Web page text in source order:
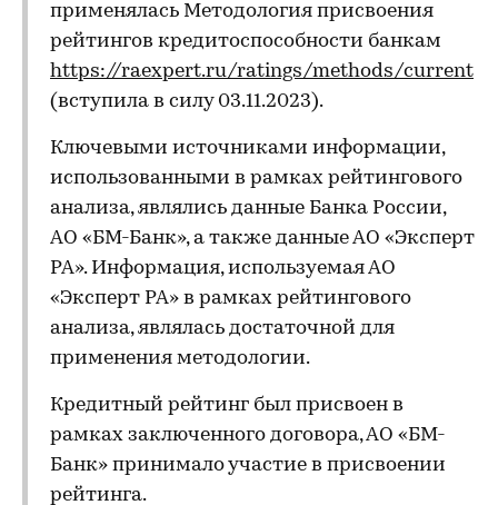
применялась Методология присвоения
рейтингов кредитоспособности банкам
https://raexpert.ru/ratings/methods/current
(вступила в силу 03.11.2023).
Ключевыми источниками информации,
использованными в рамках рейтингового
анализа, являлись данные Банка России,
АО «БМ-Банк», а также данные АО «Эксперт
РА». Информация, используемая АО
«Эксперт РА» в рамках рейтингового
анализа, являлась достаточной для
применения методологии.
Кредитный рейтинг был присвоен в
рамках заключенного договора, АО «БМ-
Банк» принимало участие в присвоении
рейтинга.